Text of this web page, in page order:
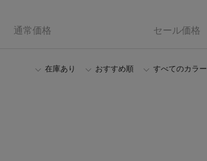
通常価格 セール価格
在庫あり おすすめ順 すべてのカラー